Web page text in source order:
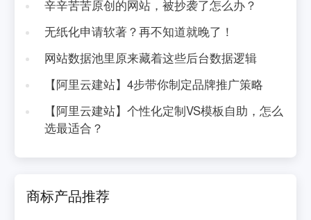
辛辛苦苦原创的网站，被抄袭了怎么办？
无纸化申请软著？再不知道就晚了！
网站数据池里原来藏着这些后台数据逻辑
【阿里云建站】4步带你制定品牌推广策略
【阿里云建站】个性化定制VS模板自助，怎么
选最适合？
商标产品推荐